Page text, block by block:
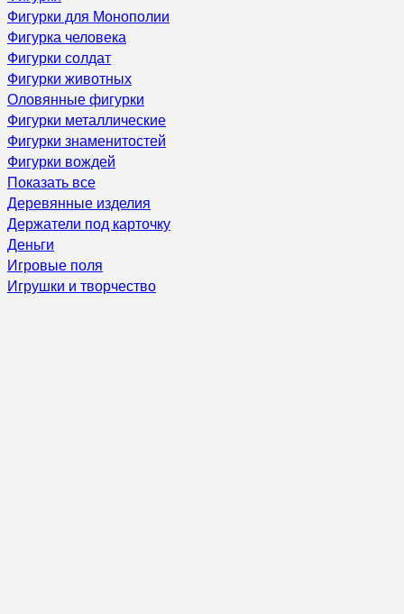
Фигурки для Монополии
Фигурка человека
Фигурки солдат
Фигурки животных
Оловянные фигурки
Фигурки металлические
Фигурки знаменитостей
Фигурки вождей
Показать все
Деревянные изделия
Держатели под карточку
Деньги
Игровые поля
Игрушки и творчество